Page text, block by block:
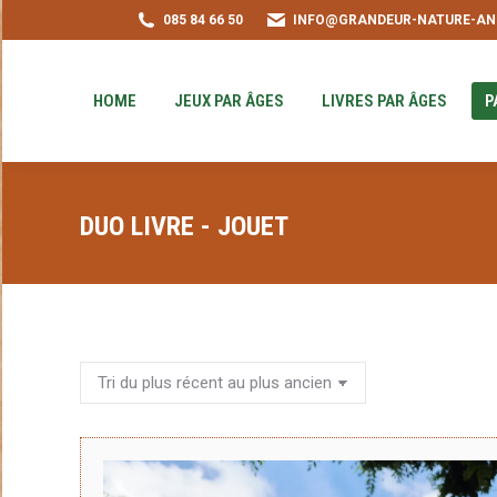
085 84 66 50 INFO@GRANDEUR-NATURE-
HOME JEUX PAR ÂGES LIVRES PAR ÂGES
DUO LIVRE - JOUET
HOME JEUX PAR ÂGES LIVRES PAR
PUZZLE-ACHAT